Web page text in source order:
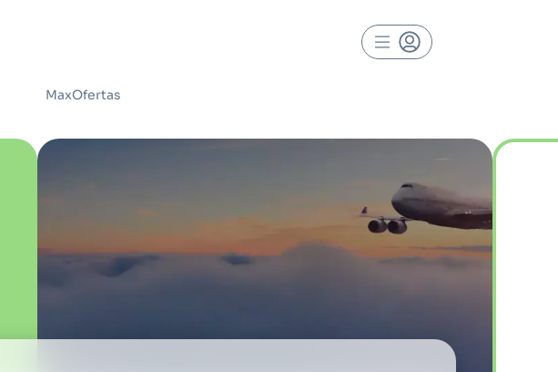
MaxOfertas